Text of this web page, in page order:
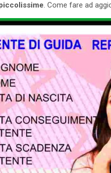
. Come fare ad